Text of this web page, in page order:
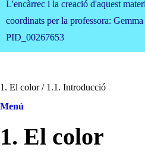
L'encàrrec i la creació d'aquest
coordinats per la professora:
PID_00267653
1. El color / 1.1. Introducció
Menú
1. El color